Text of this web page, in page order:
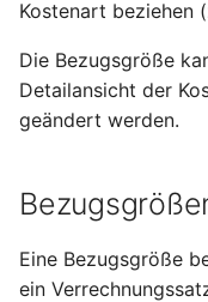
i
t
i
l
Versandarten
Notizen
Rechnungen
Lieferpläne
Preislisten
Seriennummern
Bestandskorrektur
Sperrungen
Werkstoffe
Werkzeugverwaltung
Fremdfertigung
Erwartete
Reklamationen
Kostenart beziehen
Die Bezugsgröße
Detailansicht der
geändert werden.
Eine Bezugsgröße
ein